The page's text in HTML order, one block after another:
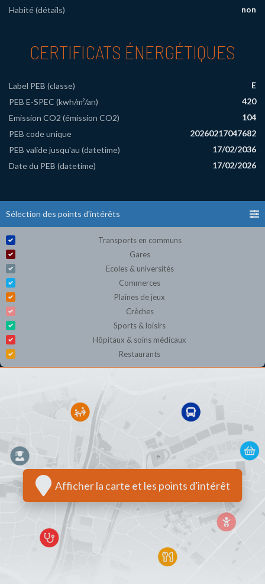
Habité (détails) non
CERTIFICATS ÉNERGÉTIQUES
Label PEB (classe)
E
PEB E-SPEC (kwh/m²/an)
420
Emission CO2 (émission CO2)
104
PEB code unique
20260217047682
PEB valide jusqu'au (datetime)
17/02/2036
Date du PEB (datetime)
17/02/2026
Sélection des points d'intérêts
Transports en communs
Gares
Ecoles & universités
Commerces
Plaines de jeux
Crèches
Sports & loisirs
Hôpitaux & soins médicaux
Restaurants
Afficher la carte et les points d'intérêt